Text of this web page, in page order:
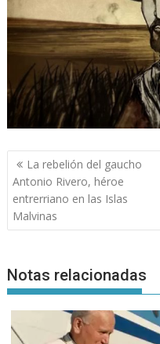
Navegación
de
entradas
La rebelión del gaucho
Antonio Rivero, héroe
entrerriano en las Islas
Malvinas
Notas relacionadas